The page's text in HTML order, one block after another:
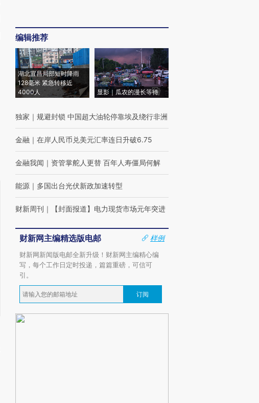
编辑推荐
湖北宜昌局部短时降雨
128毫米 紧急转移近
4000人
显影｜瓜农的漫长等待
独家 ｜ 规避封锁 中国超大油轮停靠埃及绕行非洲
金融 ｜ 在岸人民币兑美元汇率连日升破6.75
金融我闻 ｜ 资管掌舵人更替 百年人寿僵局何解
能源 ｜ 多国出台光伏新政加速转型
财新周刊 ｜ 【封面报道】电力现货市场元年突进
财新网主编精选版电邮
样例
财新网新闻版电邮全新升级！财新网主编精心编
写，每个工作日定时投递，篇篇重磅，可信可
引。
订阅